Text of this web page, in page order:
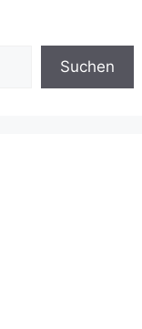
Suchen